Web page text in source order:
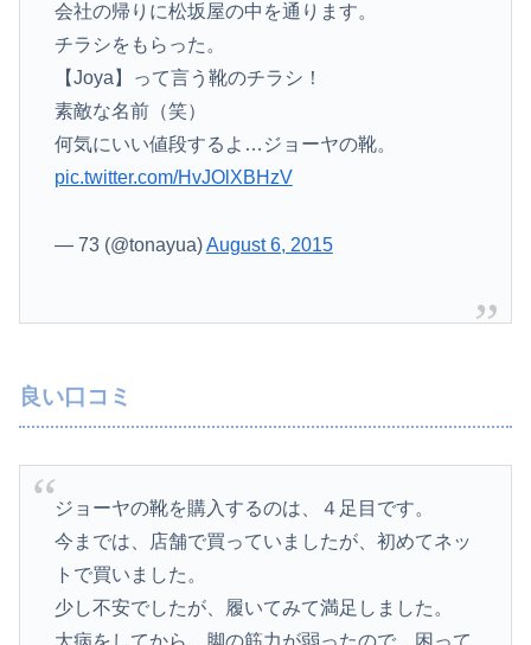
会社の帰りに松坂屋の中を通ります。
チラシをもらった。
【Joya】って言う靴のチラシ！
素敵な名前（笑）
何気にいい値段するよ…ジョーヤの靴。
pic.twitter.com/HvJOlXBHzV
— 73 (@tonayua)August 6, 2015
良い口コミ
ジョーヤの靴を購入するのは、４足目です。
今までは、店舗で買っていましたが、初めてネッ
トで買いました。
少し不安でしたが、履いてみて満足しました。